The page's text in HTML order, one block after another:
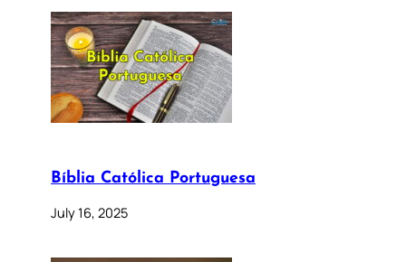
Bíblia Católica Portuguesa
July 16, 2025